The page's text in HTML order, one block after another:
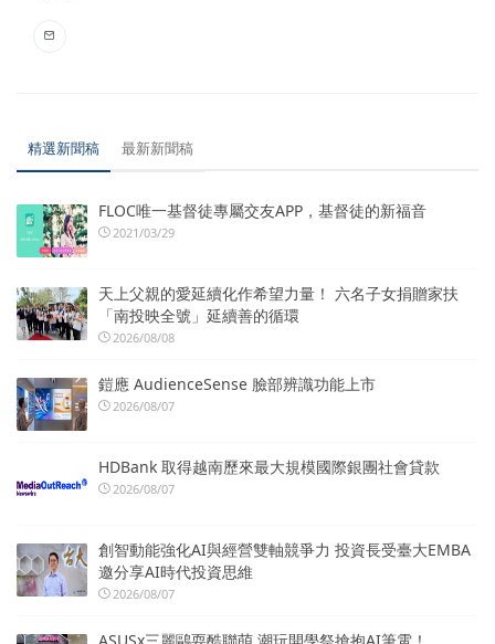
精選新聞稿 最新新聞稿
FLOC唯一基督徒專屬交友APP，基督徒的新福音
2021/03/29
天上父親的愛延續化作希望力量！ 六名子女捐贈家扶
「南投映全號」延續善的循環
2026/08/08
鎧應 AudienceSense 臉部辨識功能上市
2026/08/07
HDBank 取得越南歷來最大規模國際銀團社會貸款
2026/08/07
創智動能強化AI與經營雙軸競爭力 投資長受臺大EMBA
邀分享AI時代投資思維
2026/08/07